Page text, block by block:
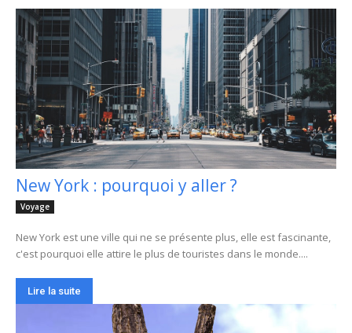
New York : pourquoi y aller ?
Voyage
New York est une ville qui ne se présente plus, elle est fascinante,
c'est pourquoi elle attire le plus de touristes dans le monde....
Lire la suite